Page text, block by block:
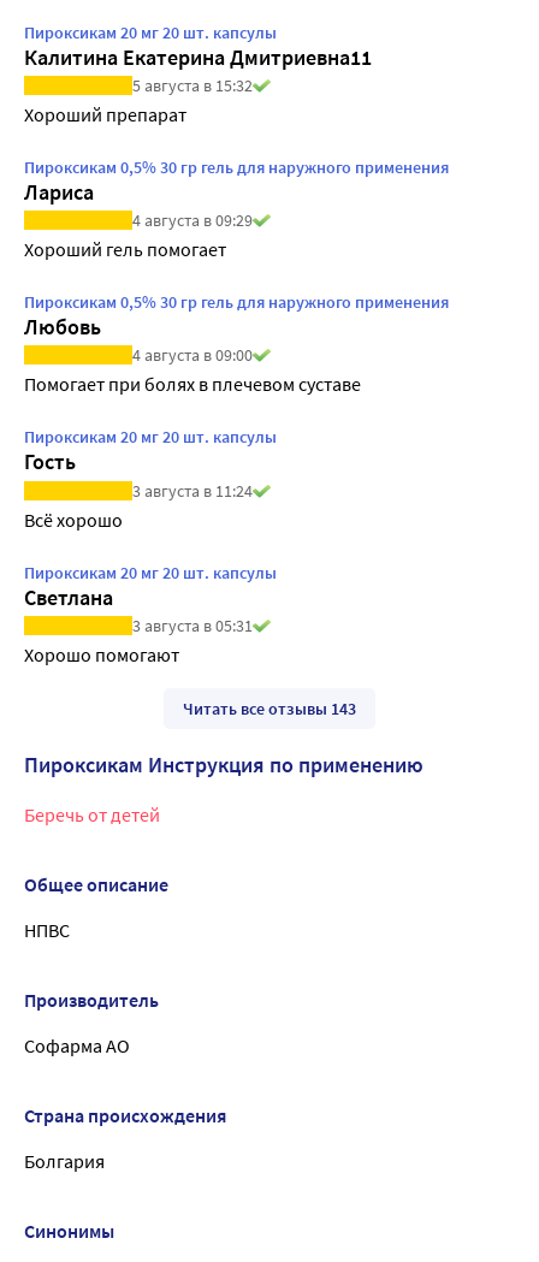
Пироксикам 20 мг 20 шт. капсулы
Калитина Екатерина Дмитриевна11
5 августа в 15:32
Хороший препарат
Пироксикам 0,5% 30 гр гель для наружного применения
Лариса
4 августа в 09:29
Хороший гель помогает
Пироксикам 0,5% 30 гр гель для наружного применения
Любовь
4 августа в 09:00
Помогает при болях в плечевом суставе
Пироксикам 20 мг 20 шт. капсулы
Гость
3 августа в 11:24
Всё хорошо
Пироксикам 20 мг 20 шт. капсулы
Светлана
3 августа в 05:31
Хорошо помогают
Читать все отзывы 143
Пироксикам Инструкция по применению
Беречь от детей
Общее описание
НПВС
Производитель
Софарма АО
Страна происхождения
Болгария
Синонимы